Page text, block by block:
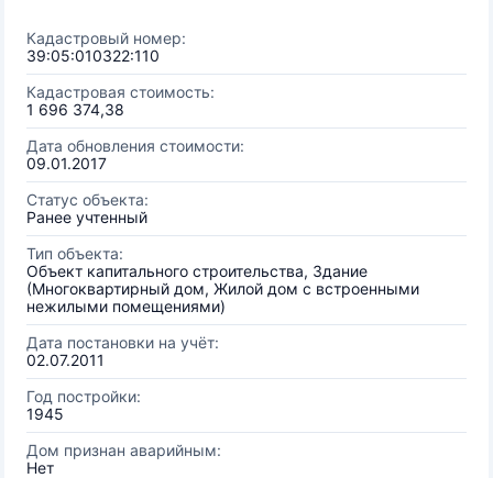
Кадастровый номер:
39:05:010322:110
Кадастровая стоимость:
1 696 374,38
Дата обновления стоимости:
09.01.2017
Статус объекта:
Ранее учтенный
Тип объекта:
Объект капитального строительства, Здание
(Многоквартирный дом, Жилой дом с встроенными
нежилыми помещениями)
Дата постановки на учёт:
02.07.2011
Год постройки:
1945
Дом признан аварийным:
Нет